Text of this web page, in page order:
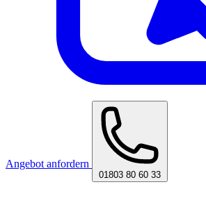
Angebot anfordern
01803 80 60 33